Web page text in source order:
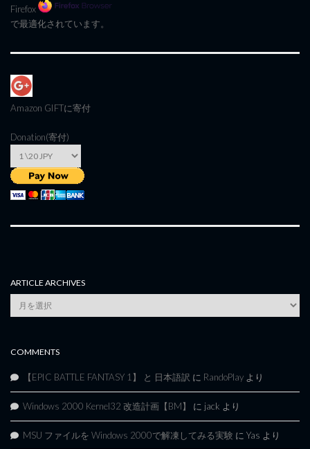
Firefox
で最適化されています。
Amazon GIFTに寄付
Donation(寄付)
ARTICLE ARCHIVES
Article
Archives
COMMENTS
【EPIC BATTLE FANTASY 1】 と 日本語訳 に RandoPlay より
Windows 2000 Kernel32 改造計画【BM】 に jack より
MSU ファイルを Windows 2000で解凍してみる実験 に Yas より